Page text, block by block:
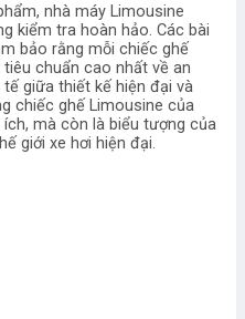
nhà máy Limousine
kiểm tra hoàn hảo. Các bài
bảo rằng mỗi chiếc ghế
chuẩn cao nhất về an
giữa thiết kế hiện đại và
chiếc ghế Limousine của
mà còn là biểu tượng của
giới xe hơi hiện đại.